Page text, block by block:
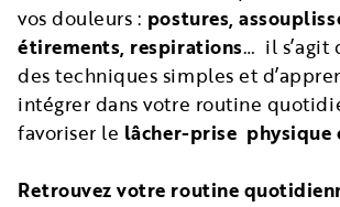
vos douleurs : postures,
étirements, respirations… il s’agit
des techniques simples et
intégrer dans votre routine
favoriser le lâcher-prise physique
Retrouvez votre routine